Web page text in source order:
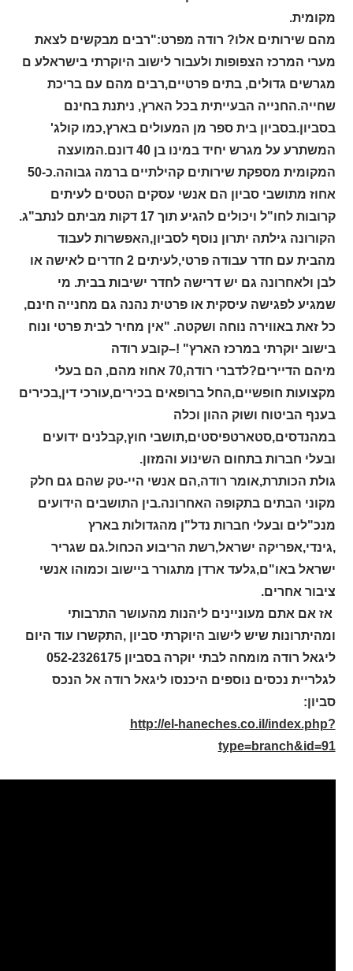
מקומית.
מהם שירותים אלו? רודה מפרט:"רבים מבקשים לצאת
מערי המרכז הצפופות ולעבור לישוב היוקרתי בישראלע ם
מגרשים גדולים, בתים פרטיים,רבים מהם עם בריכת
שחייה.החנייה הבעייתית בכל הארץ, ניתנת בחינם
בסביון.בסביון בית ספר מן המעולים בארץ,כמו קולג'
המשתרע על מגרש יחיד במינו בן 40 דונם.המועצה
המקומית מספקת שירותים קהילתיים ברמה גבוהה.כ-50
אחוז מתושבי סביון הם אנשי עסקים הטסים לעיתים
קרובות לחו"ל ויכולים להגיע תוך 17 דקות מביתם לנתב"ג.
הקורונה גילתה יתרון נוסף לסביון,האפשרות לעבוד
מהבית עם חדר עבודה פרטי,לעיתים 2 חדרים לאישה או
לבן ולאחרונה גם יש דרישה לחדר ישיבות בבית. מי
שמגיע לפגישה עיסקית או פרטית נהנה גם מחנייה חינם,
כל זאת באווירה נוחה ושקטה. "אין מחיר לבית פרטי ונוח
בישוב יוקרתי במרכז הארץ" !–קובע רודה
מיהם הדיירים?לדברי רודה,70 אחוז מהם, הם בעלי
מקצועות חופשיים,החל ברופאים בכירים,עורכי דין,בכירים
בענף הביטוח ושוק ההון וכלה
במהנדסים,סטארטפיסטים,תושבי חוץ,קבלנים ידועים
ובעלי חברות בתחום השינוע והמזון.
גולת הכותרת,אומר רודה,הם אנשי היי-טק שהם גם חלק
מקוני הבתים בתקופה האחרונה.בין התושבים הידועים
מנכ"לים ובעלי חברות נדל"ן מהגדולות בארץ
,גינדי,אפריקה ישראל,רשת הריבוע הכחול.גם שגריר
ישראל באו"ם,גלעד ארדן מתגורר ביישוב וכמוהו אנשי
ציבור אחרים.
אז אם אתם מעוניינים ליהנות מהעושר התרבותי
ומהיתרונות שיש לישוב היוקרתי סביון ,התקשרו עוד היום
ליגאל רודה מומחה לבתי יוקרה בסביון 052-2326175
לגלריית נכסים נוספים היכנסו ליגאל רודה אל הנכס
סביון:
http://el-haneches.co.il/index.php?
type=branch&id=91